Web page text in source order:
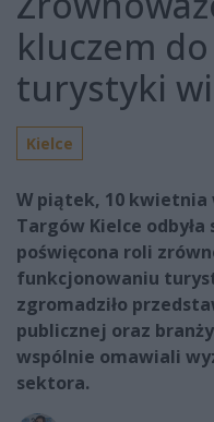
kluczem do
turystyki
Kielce
W piątek, 10 kwietnia
Targów Kielce
poświęcona roli
funkcjonowaniu
zgromadziło
publicznej oraz
wspólnie omawiali
sektora.